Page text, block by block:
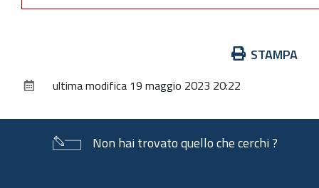
documento
STAMPA
ultima modifica 19 maggio 2023 20:22
Non hai trovato quello che cerchi ?